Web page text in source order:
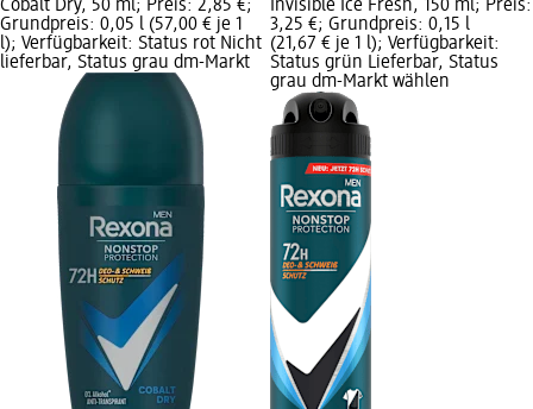
Cobalt Dry, 50 ml; Preis: 2,85 €;
Grundpreis: 0,05 l (57,00 € je 1
l); Verfügbarkeit: Status rot Nicht
lieferbar, Status grau dm-Markt
Invisible Ice Fresh, 150 ml; Preis:
3,25 €; Grundpreis: 0,15 l
(21,67 € je 1 l); Verfügbarkeit:
Status grün Lieferbar, Status
grau dm-Markt wählen